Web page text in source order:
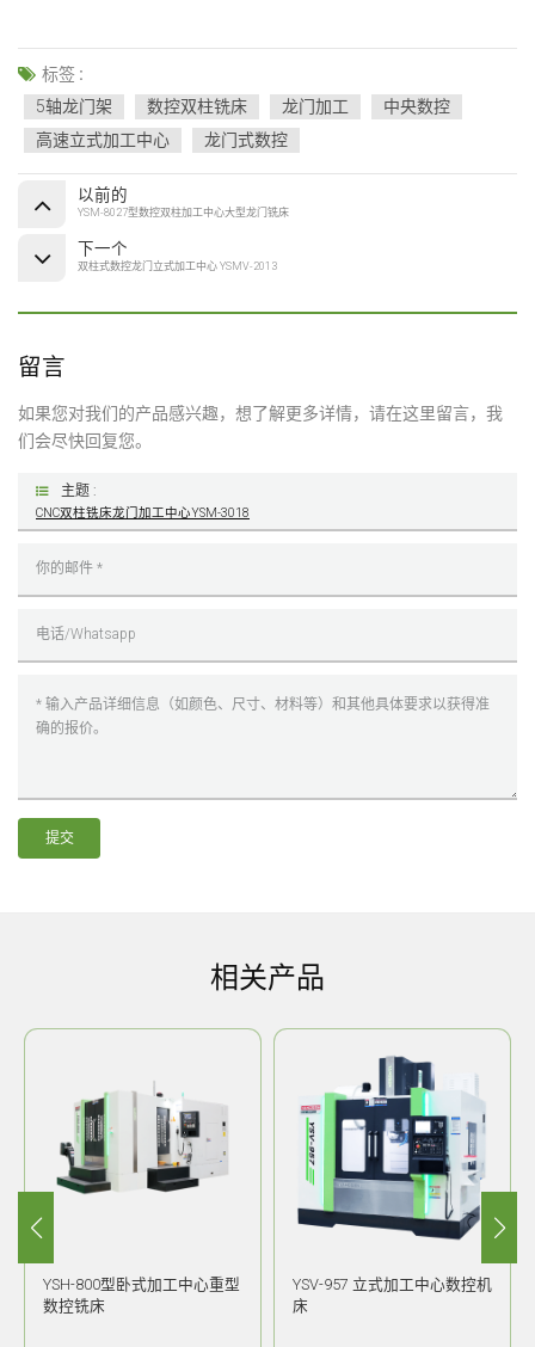
标签 :
5轴龙门架
数控双柱铣床 龙门加工
中央数控
高速立式加工中心
龙门式数控
以前的
YSM-8027型数控双柱加工中心大型龙门铣床
下一个
双柱式数控龙门立式加工中心 YSMV-2013
留言
如果您对我们的产品感兴趣，想了解更多详情，请在这里留言，我
们会尽快回复您。
主题 :
CNC双柱铣床龙门加工中心YSM-3018
提交
相关产品
YSH-800型卧式加工中心重型
数控铣床
YSV-957 立式加工中心数控机
床